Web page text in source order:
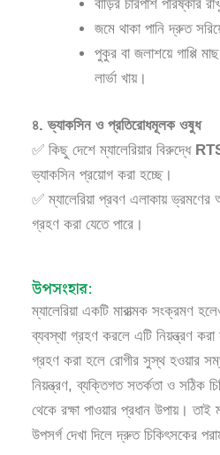
বাড়ির চারপাশ পরিষ্কার
জমে থাকা পানি দ্রুত
পুকুর বা জলাশয়ে গাপ্পি
লার্ভা খায়।
৪. ভ্যাকসিন ও প্রতিরোধমূলক ওষুধ
✅ কিছু দেশে ম্যালেরিয়ার বিরুদ্ধে
ভ্যাকসিন প্রয়োগ করা হচ্ছে।
✅ ম্যালেরিয়া প্রবণ এলাকায়
গ্রহণ করা যেতে পারে।
উপসংহার:
ম্যালেরিয়া একটি মারাত্মক সংক্রমণ
ব্যবস্থা গ্রহণ করলে এটি নিয়ন্ত্রণ
গ্রহণ করা হলে রোগীর সুস্থ হওয়ার
নিয়ন্ত্রণ, ব্যক্তিগত সতর্কতা ও সঠিক
থেকে রক্ষা পাওয়ার প্রধান উপায়। তাই
উপসর্গ দেখা দিলে দ্রুত চিকিৎসকের